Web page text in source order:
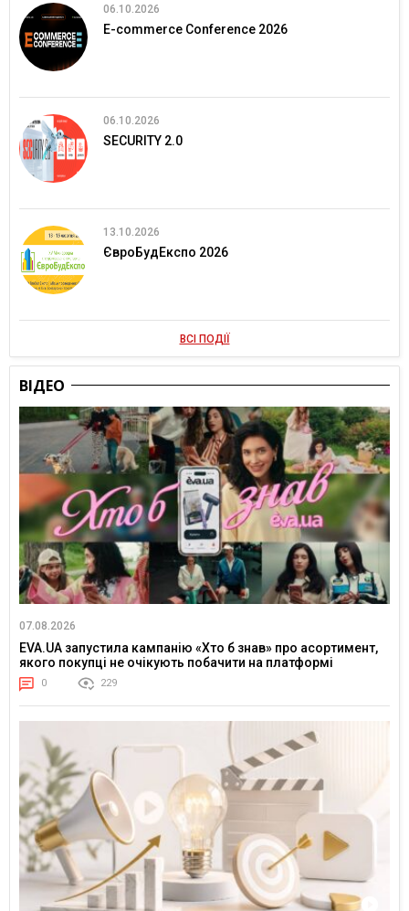
06.10.2026
E-commerce Conference 2026
06.10.2026
SECURITY 2.0
13.10.2026
ЄвроБудЕкспо 2026
ВСІ ПОДІЇ
ВІДЕО
07.08.2026
EVA.UA запустила кампанію «Хто б знав» про асортимент,
якого покупці не очікують побачити на платформі
0 229